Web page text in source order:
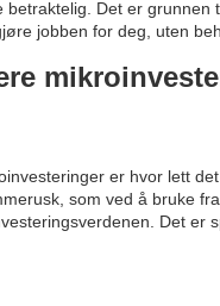
betraktelig. Det er
jobben for deg, uten
er hvor lett
som ved å bruke
Det